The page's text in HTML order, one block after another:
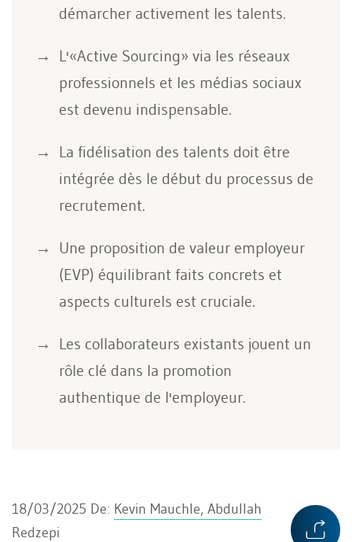
démarcher activement les talents.
L'«Active Sourcing» via les réseaux
professionnels et les médias sociaux
est devenu indispensable.
La fidélisation des talents doit être
intégrée dès le début du processus de
recrutement.
Une proposition de valeur employeur
(EVP) équilibrant faits concrets et
aspects culturels est cruciale.
Les collaborateurs existants jouent un
rôle clé dans la promotion
authentique de l'employeur.
18/03/2025 De: Kevin Mauchle, Abdullah
Redzepi